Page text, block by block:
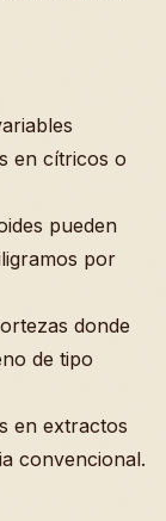
en cítricos o
pueden
por
donde
de tipo
en extractos
convencional.